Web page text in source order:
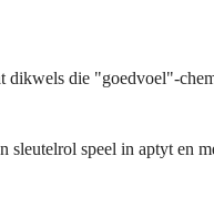
die "goedvoel"-
speel in aptyt en